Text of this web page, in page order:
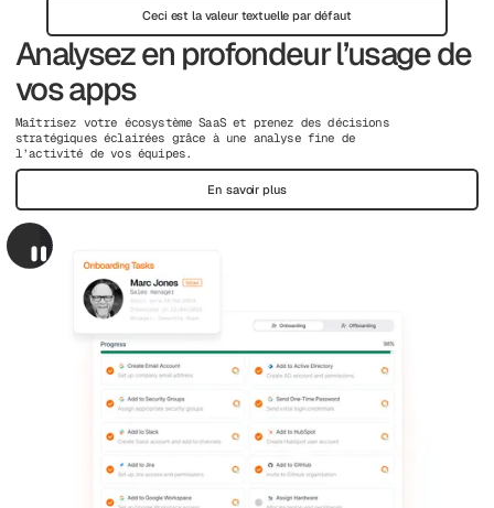
Ceci est la valeur textuelle par défaut
Analysez en profondeur l’usage de
vos apps
Maîtrisez votre écosystème SaaS et prenez des décisions
stratégiques éclairées grâce à une analyse fine de
l’activité de vos équipes.
En savoir plus